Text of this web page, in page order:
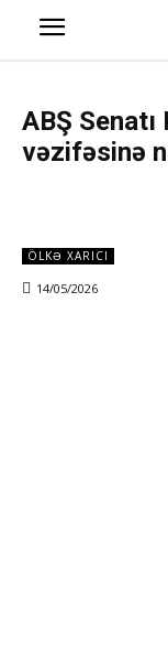
ABŞ
vəzifəsinə
ÖLKƏ XARICI
14/05/2026